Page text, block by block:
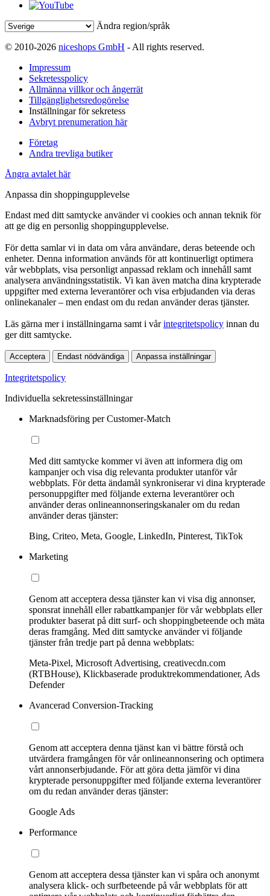
Ändra region/språk
© 2010-2026 niceshops GmbH - All rights reserved.
Impressum
Sekretesspolicy
Allmänna villkor och ångerrät
Tillgänglighetsredogörelse
Inställningar för sekretess
Avbryt prenumeration här
Företag
Andra trevliga butiker
Ångra avtalet här
Anpassa din shoppingupplevelse
Endast med ditt samtycke använder vi cookies och annan teknik för
att ge dig en personlig shoppingupplevelse.
För detta samlar vi in data om våra användare, deras beteende och
enheter. Denna information används för att kontinuerligt optimera
vår webbplats, visa personligt anpassad reklam och innehåll samt
analysera användningsstatistik. Vi kan även matcha dina krypterade
uppgifter med externa leverantörer och visa erbjudanden via deras
onlinekanaler – men endast om du redan använder deras tjänster.
Läs gärna mer i inställningarna samt i vårintegritetspolicy innan du
ger ditt samtycke.
Acceptera Endast nödvändiga Anpassa inställningar
Integritetspolicy
Individuella sekretessinställningar
Marknadsföring per Customer-Match
Med ditt samtycke kommer vi även att informera dig om
kampanjer och visa dig relevanta produkter utanför vår
webbplats. För detta ändamål synkroniserar vi dina krypterade
personuppgifter med följande externa leverantörer och
använder deras onlineannonseringskanaler om du redan
använder deras tjänster:
Bing, Criteo, Meta, Google, LinkedIn, Pinterest, TikTok
Marketing
Genom att acceptera dessa tjänster kan vi visa dig annonser,
sponsrat innehåll eller rabattkampanjer för vår webbplats eller
produkter baserat på ditt surf- och shoppingbeteende och mäta
deras framgång. Med ditt samtycke använder vi följande
tjänster från tredje part på denna webbplats:
Meta-Pixel, Microsoft Advertising, creativecdn.com
(RTBHouse), Klickbaserade produktrekommendationer, Ads
Defender
Avancerad Conversion-Tracking
Genom att acceptera denna tjänst kan vi bättre förstå och
utvärdera framgången för vår onlineannonsering och optimera
vårt annonserbjudande. För att göra detta jämför vi dina
krypterade personuppgifter med följande externa leverantörer
om du redan använder deras tjänster:
Google Ads
Performance
Genom att acceptera dessa tjänster kan vi spåra och anonymt
analysera klick- och surfbeteende på vår webbplats för att